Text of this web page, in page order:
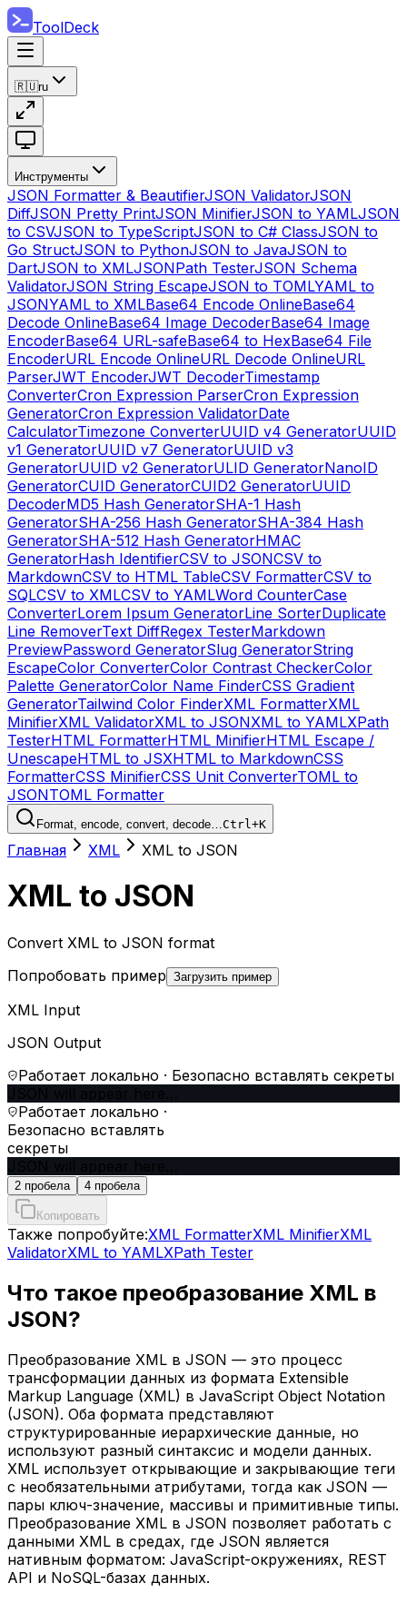
ToolDeck
🇷🇺ru
Инструменты
JSON Formatter & BeautifierJSON ValidatorJSON
DiffJSON Pretty PrintJSON MinifierJSON to YAMLJSON
to CSVJSON to TypeScriptJSON to C# ClassJSON to
Go StructJSON to PythonJSON to JavaJSON to
DartJSON to XMLJSONPath TesterJSON Schema
ValidatorJSON String EscapeJSON to TOMLYAML to
JSONYAML to XMLBase64 Encode OnlineBase64
Decode OnlineBase64 Image DecoderBase64 Image
EncoderBase64 URL-safeBase64 to HexBase64 File
EncoderURL Encode OnlineURL Decode OnlineURL
ParserJWT EncoderJWT DecoderTimestamp
ConverterCron Expression ParserCron Expression
GeneratorCron Expression ValidatorDate
CalculatorTimezone ConverterUUID v4 GeneratorUUID
v1 GeneratorUUID v7 GeneratorUUID v3
GeneratorUUID v2 GeneratorULID GeneratorNanoID
GeneratorCUID GeneratorCUID2 GeneratorUUID
DecoderMD5 Hash GeneratorSHA-1 Hash
GeneratorSHA-256 Hash GeneratorSHA-384 Hash
GeneratorSHA-512 Hash GeneratorHMAC
GeneratorHash IdentifierCSV to JSONCSV to
MarkdownCSV to HTML TableCSV FormatterCSV to
SQLCSV to XMLCSV to YAMLWord CounterCase
ConverterLorem Ipsum GeneratorLine SorterDuplicate
Line RemoverText DiffRegex TesterMarkdown
PreviewPassword GeneratorSlug GeneratorString
EscapeColor ConverterColor Contrast CheckerColor
Palette GeneratorColor Name FinderCSS Gradient
GeneratorTailwind Color FinderXML FormatterXML
MinifierXML ValidatorXML to JSONXML to YAMLXPath
TesterHTML FormatterHTML MinifierHTML Escape /
UnescapeHTML to JSXHTML to MarkdownCSS
FormatterCSS MinifierCSS Unit ConverterTOML to
JSONTOML Formatter
Format, encode, convert, decode…Ctrl+K
Главная XML XML to JSON
XML to JSON
Convert XML to JSON format
Попробовать пример Загрузить пример
XML Input
JSON Output
Работает локально · Безопасно вставлять секреты
Работает локально ·
Безопасно вставлять
секреты
2 пробела 4 пробела
Копировать
Также попробуйте:XML FormatterXML MinifierXML
ValidatorXML to YAMLXPath Tester
Что такое преобразование XML в
JSON?
Преобразование XML в JSON — это процесс
трансформации данных из формата Extensible
Markup Language (XML) в JavaScript Object Notation
(JSON). Оба формата представляют
структурированные иерархические данные, но
используют разный синтаксис и модели данных.
XML использует открывающие и закрывающие теги
с необязательными атрибутами, тогда как JSON —
пары ключ-значение, массивы и примитивные типы.
Преобразование XML в JSON позволяет работать с
данными XML в средах, где JSON является
нативным форматом: JavaScript-окружениях, REST
API и NoSQL-базах данных.